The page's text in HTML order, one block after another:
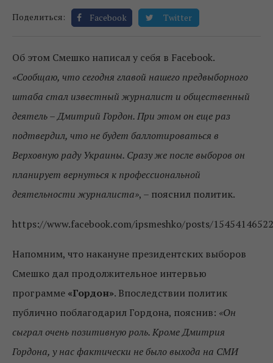
Поделиться: Facebook Twitter
Об этом Смешко написал у себя в Facebook.
«Сообщаю, что сегодня главой нашего предвыборного
штаба стал известный журналист и общественный
деятель – Дмитрий Гордон. При этом он еще раз
подтвердил, что не будет баллотироваться в
Верховную раду Украины. Сразу же после выборов он
планирует вернуться к профессиональной
деятельности журналиста», – пояснил политик.
https://www.facebook.com/ipsmeshko/posts/
Напомним, что накануне президентских выборов
Смешко дал продолжительное интервью
программе «Гордон». Впоследствии политик
публично поблагодарил Гордона, пояснив: «Он
сыграл очень позитивную роль. Кроме Дмитрия
Гордона, у нас фактически не было выхода на СМИ